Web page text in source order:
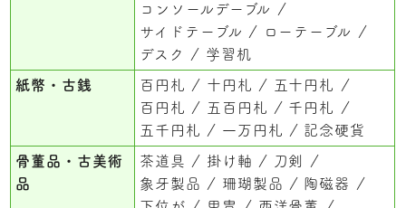
コンソールデーブル
サイドテーブル
ローテーブル
デスク
学習机
紙幣・古銭 百円札 十円札
五十円札
百円札
五百円札
千円札
五千円札
一万円札 記念硬貨
骨董品・古美術
品
茶道具 掛け軸
刀剣
象牙製品
珊瑚製品
陶磁器